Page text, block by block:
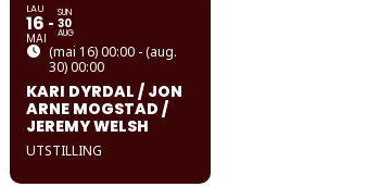
LAU
16
MAI
SUN
30
AUG
(mai 16) 00:00 - (aug.
30) 00:00
KARI DYRDAL / JON
ARNE MOGSTAD /
JEREMY WELSH
UTSTILLING